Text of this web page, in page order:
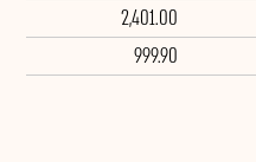
2,401.00
999.90